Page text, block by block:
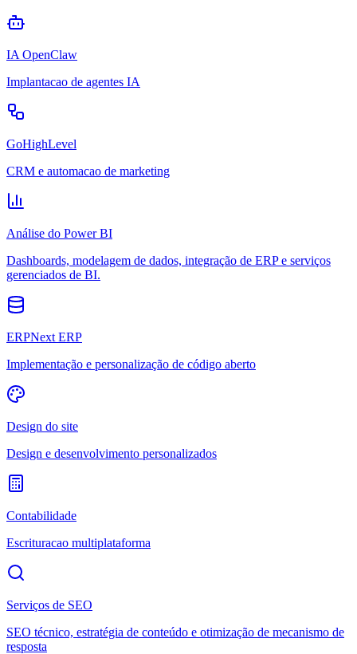
IA OpenClaw
Implantacao de agentes IA
GoHighLevel
CRM e automacao de marketing
Análise do Power BI
Dashboards, modelagem de dados, integração de ERP e serviços
gerenciados de BI.
ERPNext ERP
Implementação e personalização de código aberto
Design do site
Design e desenvolvimento personalizados
Contabilidade
Escrituracao multiplataforma
Serviços de SEO
SEO técnico, estratégia de conteúdo e otimização de mecanismo de
resposta